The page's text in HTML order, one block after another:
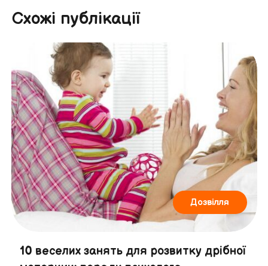
Схожі публікації
Дозвілля
10 веселих занять для розвитку дрібної